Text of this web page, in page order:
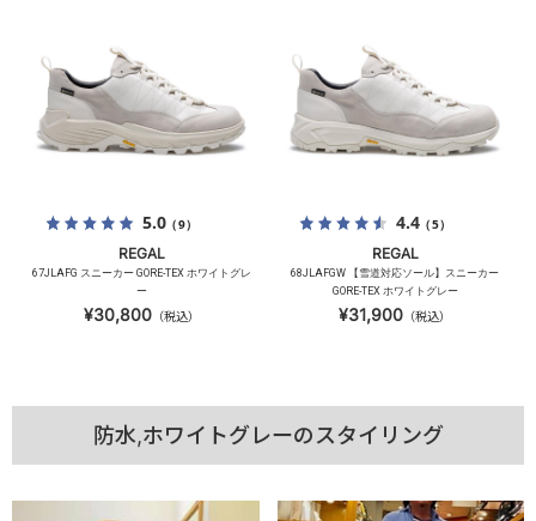
5.0（9）
REGAL
67JLAFG スニーカー GORE-TEX ホワイトグレ
ー
¥30,800（税込）
4.4（5）
REGAL
68JLAFGW 【雪道対応ソール】スニーカー
GORE-TEX ホワイトグレー
¥31,900 （税込）
防水,ホワイトグレーのスタイリング